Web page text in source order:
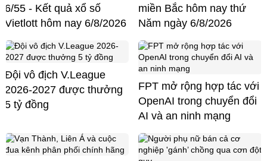
6/55 - Kết quả xổ số
Vietlott hôm nay 6/8/2026
miền Bắc hôm nay thứ
Năm ngày 6/8/2026
Đội vô địch V.League
2026-2027 được thưởng
5 tỷ đồng
FPT mở rộng hợp tác với
OpenAI trong chuyển đổi
AI và an ninh mạng